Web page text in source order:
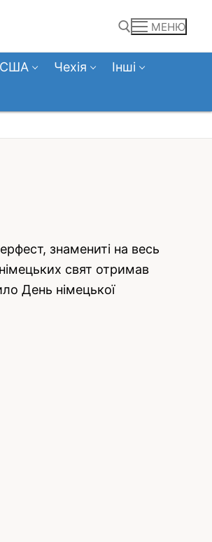
МЕНЮ
США Чехія
Інші
знамениті на весь
свят отримав
День німецької